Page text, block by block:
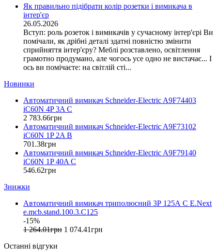
DKC (Україна)
Dyness (Китай)
E.NEXT (Україна)
EAE Electric
Eastron (Китай)
Eaton (США)
ElectrO (Україна)
EON (Таїланд)
ETI (Словенія)
ETREL (Словенія)
Evrosvet (Україна)
Extherm (Німеччина)
F&F (Польща)
FRER (Італія)
FS (Україна)
Galkat (Україна)
GENERICA (Китай)
Gewiss (Італія)
Ginlong Solis (Китай)
Як правильно підібрати колір розетки і вимикача в
інтер'єр
26.05.2026
Вступ: роль розеток і вимикачів у сучасному інтер'єрі Ви
помічали, як дрібні деталі здатні повністю змінити
сприйняття інтер'єру? Меблі розставлено, освітлення
грамотно продумано, але чогось усе одно не вистачає... І
ось ви помічаєте: на світлій сті...
Новинки
Автоматичний вимикач Schneider-Electric A9F74403
iC60N 4P 3A C
2 783.66грн
Автоматичний вимикач Schneider-Electric A9F73102
iC60N 1P 2A B
701 .38грн
Автоматичний вимикач Schneider-Electric A9F79140
iC60N 1P 40A C
546.62грн
Знижки
Автоматичний вимикач триполюсний 3Р 125А C E.Next
e.mcb.stand.100.3.C125
-15%
1 264.01грн 1 074.41грн
Останні відгуки